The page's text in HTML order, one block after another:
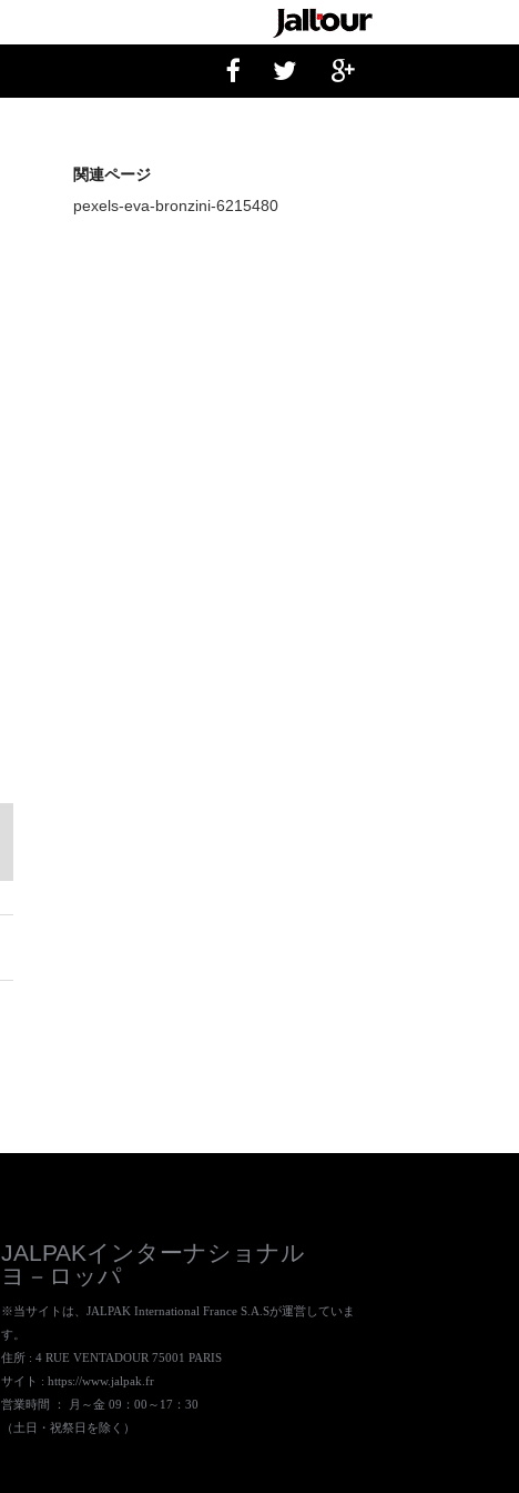
関連ページ
pexels-eva-bronzini-6215480
JALPAKインターナショナル
ヨ－ロッパ
※当サイトは、JALPAK International France S.A.Sが運営していま
す。
住所 : 4 RUE VENTADOUR 75001 PARIS
サイト : https://www.jalpak.fr
営業時間 ： 月～金 09：00～17：30
（土日・祝祭日を除く）